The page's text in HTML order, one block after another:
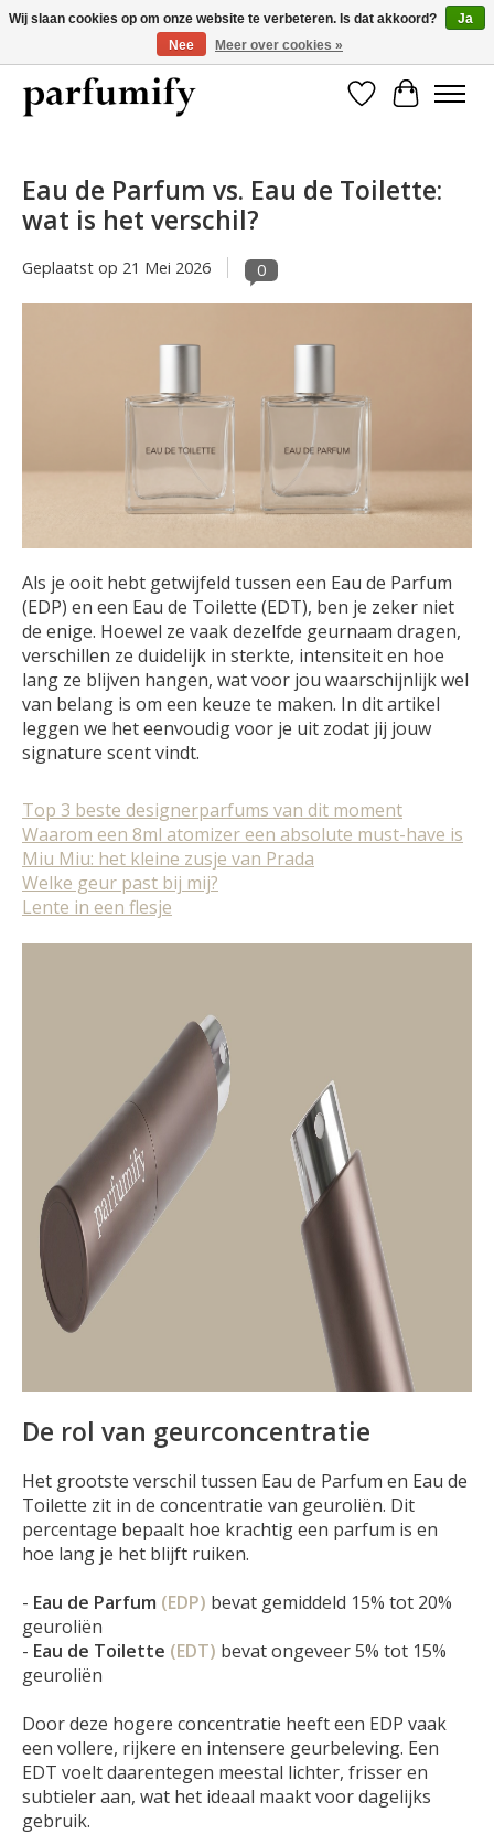
750+ Geuren | Gratis verzending | Maandelijks opzegbaar
Verlanglijst
Eau de Parfum vs. Eau de Toilette:
wat is het verschil?
Geplaatst op 21 Mei 2026 0
Als je ooit hebt getwijfeld tussen een Eau de Parfum
(EDP) en een Eau de Toilette (EDT), ben je zeker niet
de enige. Hoewel ze vaak dezelfde geurnaam dragen,
verschillen ze duidelijk in sterkte, intensiteit en hoe
lang ze blijven hangen, wat voor jou waarschijnlijk wel
van belang is om een keuze te maken. In dit artikel
leggen we het eenvoudig voor je uit zodat jij jouw
signature scent vindt.
Top 3 beste designerparfums van dit moment
Waarom een 8ml atomizer een absolute must-have is
Miu Miu: het kleine zusje van Prada
Welke geur past bij mij?
Lente in een flesje
De rol van geurconcentratie
Het grootste verschil tussen Eau de Parfum en Eau de
Toilette zit in de concentratie van geuroliën. Dit
percentage bepaalt hoe krachtig een parfum is en
hoe lang je het blijft ruiken.
- Eau de Parfum (EDP) bevat gemiddeld 15% tot 20%
geuroliën
- Eau de Toilette (EDT) bevat ongeveer 5% tot 15%
geuroliën
Door deze hogere concentratie heeft een EDP vaak
een vollere, rijkere en intensere geurbeleving. Een
EDT voelt daarentegen meestal lichter, frisser en
subtieler aan, wat het ideaal maakt voor dagelijks
gebruik.
Wij slaan cookies op om onze website te verbeteren. Is dat akkoord?
Ja
Nee
Meer over cookies »